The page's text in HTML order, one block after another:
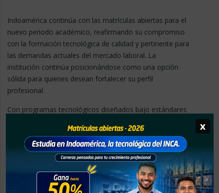
Indoamérica continúa con las matrículas abiertas para el
nuevo periodo académico, reafirmando su compromiso
con la formación tecnológica de calidad y pertinente para
las demandas actuales del mercado laboral. La
institución continúa posicionándose como una opción
sólida para quienes desean fortalecer su perfil
profesional.
Con programas tecnológicos diseñados bajo estándares
de competitividad y enfoque práctico, Indoamérica
ofrece a sus estudiantes herramientas actualizadas que
potencian su empleabilidad y capacidad de liderazgo en
el entorno empresarial. La formación combina
conocimiento técnico con desarrollo de habilidades
x